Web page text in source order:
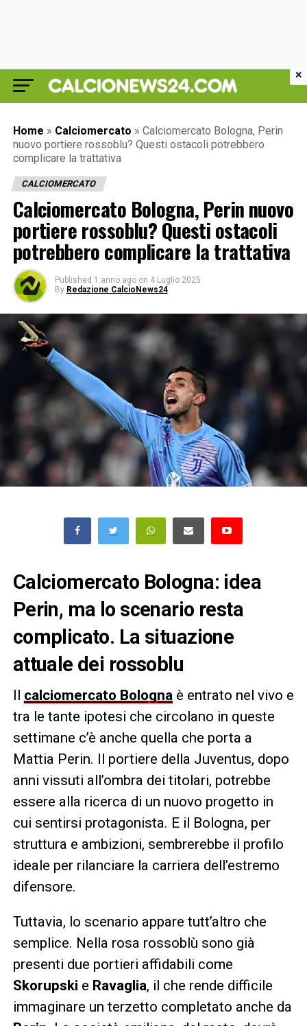
Home » Calciomercato » Calciomercato Bologna, Perin
nuovo portiere rossoblu? Questi ostacoli potrebbero
complicare la trattativa
CALCIOMERCATO
Calciomercato Bologna, Perin nuovo
portiere rossoblu? Questi ostacoli
potrebbero complicare la trattativa
Published 1 anno ago on 4 Luglio 2025
By Redazione CalcioNews24
Calciomercato Bologna: idea
Perin, ma lo scenario resta
complicato. La situazione
attuale dei rossoblu
Il calciomercato Bologna è entrato nel vivo e
tra le tante ipotesi che circolano in queste
settimane c’è anche quella che porta a
Mattia Perin. Il portiere della Juventus, dopo
anni vissuti all’ombra dei titolari, potrebbe
essere alla ricerca di un nuovo progetto in
cui sentirsi protagonista. E il Bologna, per
struttura e ambizioni, sembrerebbe il profilo
ideale per rilanciare la carriera dell’estremo
difensore.
Tuttavia, lo scenario appare tutt’altro che
semplice. Nella rosa rossoblù sono già
presenti due portieri affidabili come
Skorupski e Ravaglia, il che rende difficile
immaginare un terzetto completato anche da
×